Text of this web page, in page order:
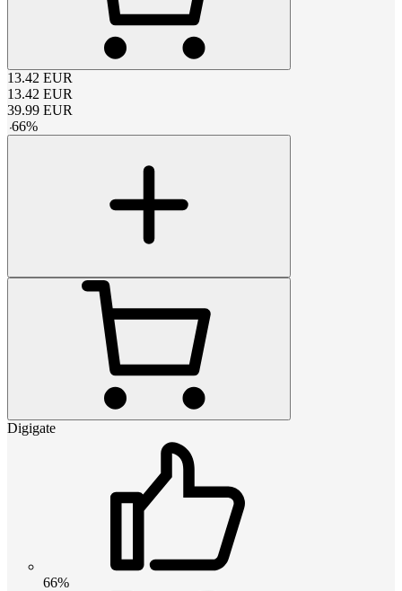
13.42 EUR
13.42 EUR
39.99 EUR
-66%
Digigate
66%